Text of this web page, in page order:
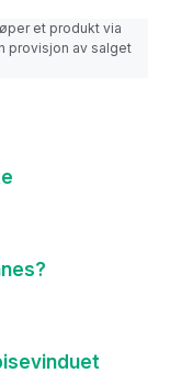
et produkt via
provisjon av salget